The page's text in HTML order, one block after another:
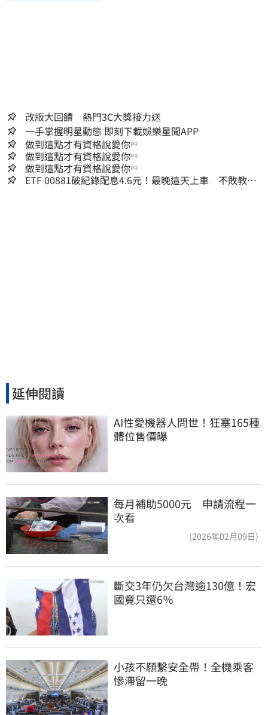
改版大回饋 熱門3C大獎接力送
一手掌握明星動態 即刻下載娛樂星聞APP
做到這點才有資格說愛你PR
做到這點才有資格說愛你PR
做到這點才有資格說愛你PR
ETF 00881破紀錄配息4.6元！最晚這天上車 不敗教主
延伸閱讀
AI性愛機器人問世！狂塞165種
體位售價曝
每月補助5000元 申請流程一
次看
(2026年02月09日)
斷交3年仍欠台灣逾130億！宏
國竟只還6％
小孩不願繫安全帶！全機乘客
慘滯留一晚